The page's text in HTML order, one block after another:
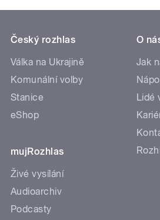
Český rozhlas
Válka na Ukrajině
Komunální volby
Stanice
eShop
mujRozhlas
Živé vysílání
Audioarchiv
Podcasty
O
Jak
Lidé